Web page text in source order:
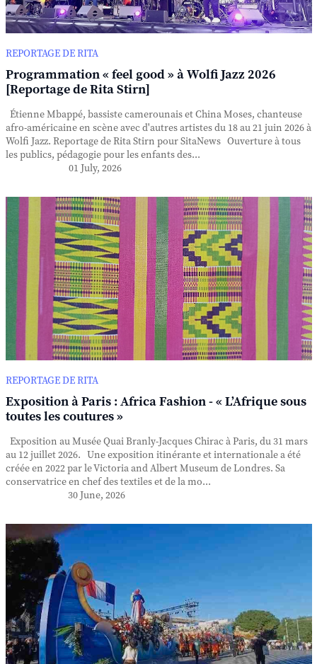
REPORTAGE DE RITA
Programmation « feel good » à Wolfi Jazz 2026
[Reportage de Rita Stirn]
Étienne Mbappé, bassiste camerounais et China Moses, chanteuse
afro-américaine en scène avec d'autres artistes du 18 au 21 juin 2026 à
Wolfi Jazz. Reportage de Rita Stirn pour SitaNews Ouverture à tous
les publics, pédagogie pour les enfants des...
01 July, 2026
REPORTAGE DE RITA
Exposition à Paris : Africa Fashion - « L’Afrique sous
toutes les coutures »
Exposition au Musée Quai Branly-Jacques Chirac à Paris, du 31 mars
au 12 juillet 2026. Une exposition itinérante et internationale a été
créée en 2022 par le Victoria and Albert Museum de Londres. Sa
conservatrice en chef des textiles et de la mo...
30 June, 2026